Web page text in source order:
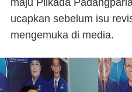
maju Pilkada
ucapkan sebelum isu
mengemuka di media.